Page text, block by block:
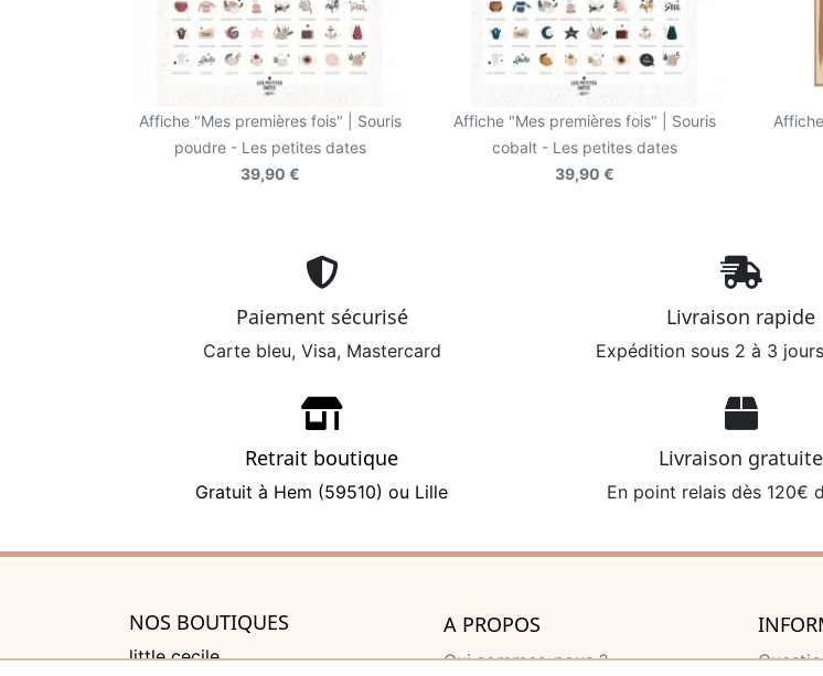
Affiche "Mes premières fois" | Souris
poudre - Les petites dates
39,90 €
Affiche "Mes premières fois" | Souris
cobalt - Les petites dates
39,90 €
Paiement sécurisé
Carte bleu, Visa, Mastercard
Livraison rapide
Expédition sous 2 à 3
Retrait boutique
Gratuit à Hem (59510) ou Lille
Livraison gratuite
En point relais dès 120€
NOS BOUTIQUES
little cecile
A PROPOS
Qui sommes-nous ?